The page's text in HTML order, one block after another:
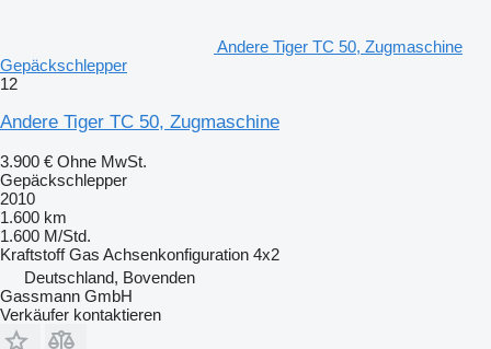
Andere Tiger TC 50, Zugmaschine
Gepäckschlepper
12
Andere Tiger TC 50, Zugmaschine
3.900 € Ohne MwSt.
Gepäckschlepper
2010
1.600 km
1.600 M/Std.
Kraftstoff Gas Achsenkonfiguration 4x2
Deutschland, Bovenden
Gassmann GmbH
Verkäufer kontaktieren